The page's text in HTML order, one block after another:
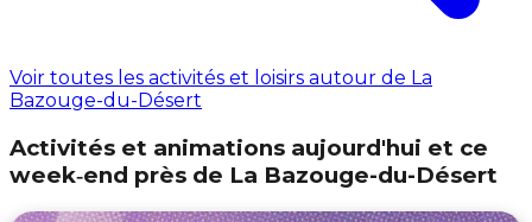
Voir toutes les activités et loisirs autour de La
Bazouge-du-Désert
Activités et animations aujourd'hui et ce
week‑end près de La Bazouge-du-Désert